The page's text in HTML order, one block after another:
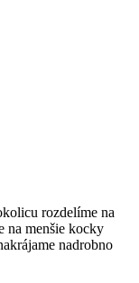
rozdelíme na
na menšie kocky
nadrobno